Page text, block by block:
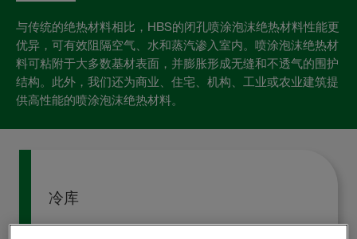
与传统的绝热材料相比，HBS的闭孔喷涂泡沫绝热材料性能更
优异，可有效阻隔空气、水和蒸汽渗入室内。喷涂泡沫绝热材
料可粘附于大多数基材表面，并膨胀形成无缝和不透气的围护
结构。此外，我们还为商业、住宅、机构、工业或农业建筑提
供高性能的喷涂泡沫绝热材料。
冷库